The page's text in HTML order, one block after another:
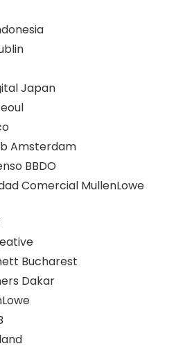
Japan
Amsterdam
BBDO
Comercial MullenLowe
Bucharest
Dakar